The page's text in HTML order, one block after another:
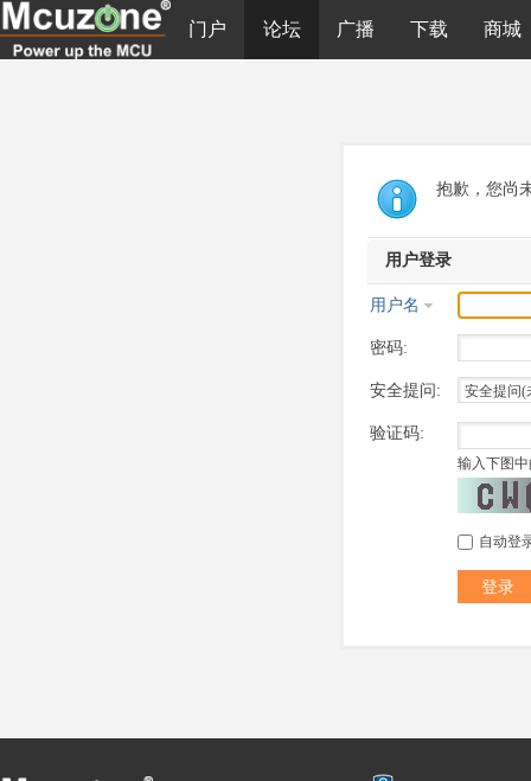
门户 论坛 广播 下载 商城
抱歉，您尚
用户登录
用户名
密码:
安全提问:
验证码:
输入下图
自动登
登录